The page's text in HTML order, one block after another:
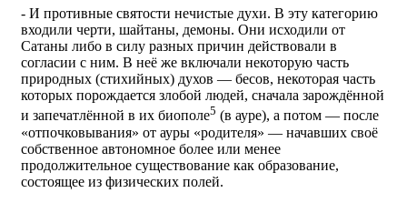
- И противные святости нечистые духи. В эту категорию
входили черти, шайтаны, демоны. Они исходили от
Сатаны либо в силу разных причин действовали в
согласии с ним. В неё же включали некоторую часть
природных (стихийных) духов — бесов, некоторая часть
которых порождается злобой людей, сначала зарождённой
и запечатлённой в их биополе5 (в ауре), а потом — после
«отпочковывания» от ауры «родителя» — начавших своё
собственное автономное более или менее
продолжительное существование как образование,
состоящее из физических полей.